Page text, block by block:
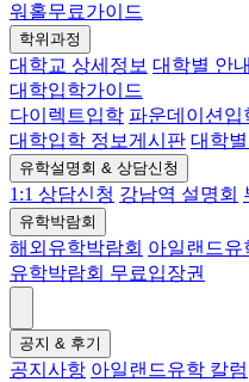
워홀무료가이드
학위과정
대학교 상세정보 대학별 안
대학입학가이드
다이렉트입학 파운데이션입
대학입학 정보게시판 대학
유학설명회 & 상담신청
1:1 상담신청 강남역 설명회
유학박람회
해외유학박람회 아일랜드유
유학박람회 무료입장권
공지 & 후기
공지사항 아일랜드유학 칼럼